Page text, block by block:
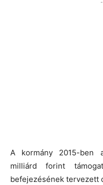
A kormány 2015-ben
milliárd forint
befejezésének tervezett